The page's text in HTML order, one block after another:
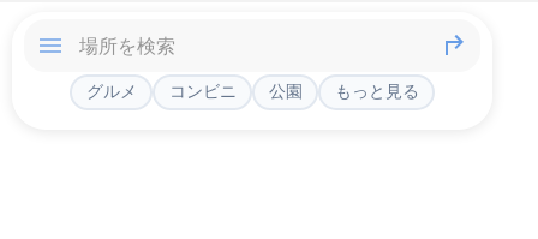
グルメ コンビニ 公園 もっと見る